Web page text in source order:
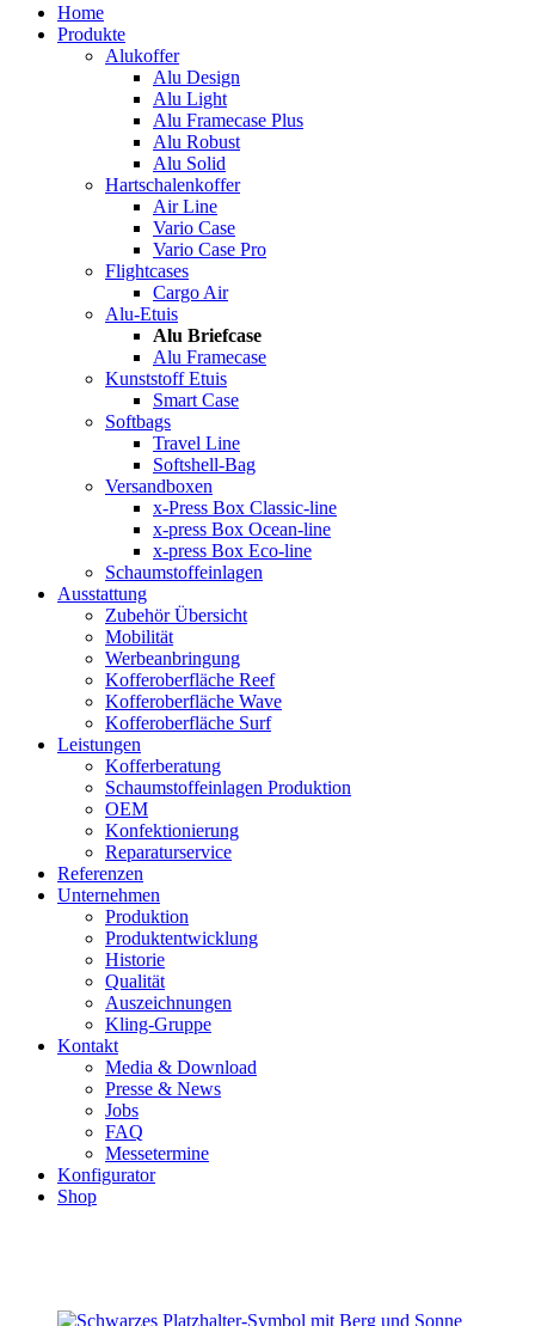
Home
Produkte
Alukoffer
Alu Design
Alu Light
Alu Framecase Plus
Alu Robust
Alu Solid
Hartschalenkoffer
Air Line
Vario Case
Vario Case Pro
Flightcases
Cargo Air
Alu-Etuis
Alu Briefcase
Alu Framecase
Kunststoff Etuis
Smart Case
Softbags
Travel Line
Softshell-Bag
Versandboxen
x-Press Box Classic-line
x-press Box Ocean-line
x-press Box Eco-line
Schaumstoffeinlagen
Ausstattung
Zubehör Übersicht
Mobilität
Werbeanbringung
Kofferoberfläche Reef
Kofferoberfläche Wave
Kofferoberfläche Surf
Leistungen
Kofferberatung
Schaumstoffeinlagen Produktion
OEM
Konfektionierung
Reparaturservice
Referenzen
Unternehmen
Produktion
Produktentwicklung
Historie
Qualität
Auszeichnungen
Kling-Gruppe
Kontakt
Media & Download
Presse & News
Jobs
FAQ
Messetermine
Konfigurator
Shop